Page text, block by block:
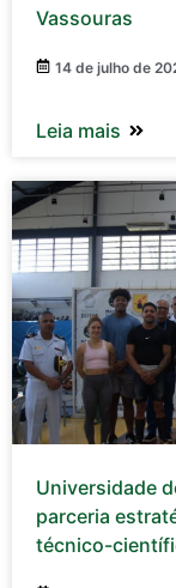
Vassouras
14 de julho de
Leia mais
Universidade
parceria
técnico-